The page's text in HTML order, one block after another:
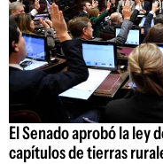
El Senado aprobó la ley
capítulos de tierras